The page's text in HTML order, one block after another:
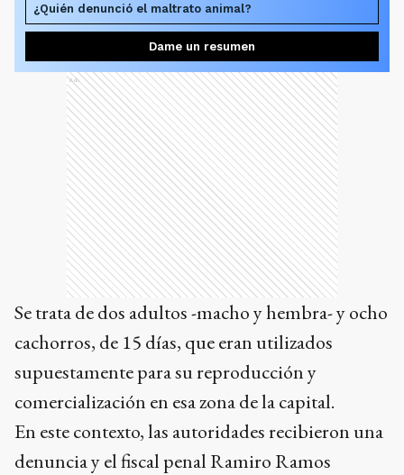
¿Quién denunció el maltrato animal?
Dame un resumen
Ads
Se trata de dos adultos -macho y hembra- y ocho
cachorros, de 15 días, que eran utilizados
supuestamente para su reproducción y
comercialización en esa zona de la capital.
En este contexto, las autoridades recibieron una
denuncia y el fiscal penal Ramiro Ramos